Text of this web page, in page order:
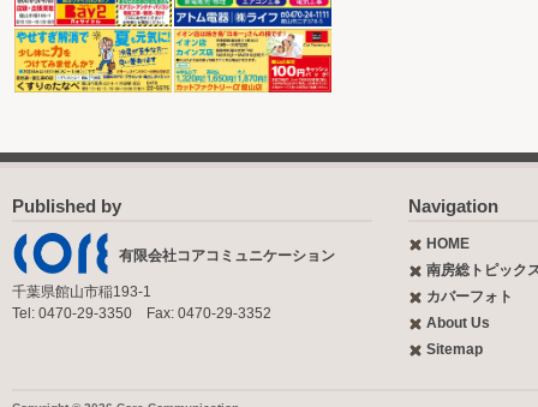
Published by
有限会社コアコミュニケーション
千葉県館山市稲193-1
Tel: 0470-29-3350 Fax: 0470-29-3352
Navigation
HOME
南房総トピック
カバーフォト
About Us
Sitemap